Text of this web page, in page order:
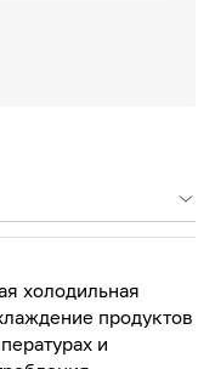
холодильная
продуктов
и